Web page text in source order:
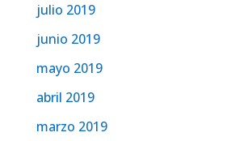
julio 2019
junio 2019
mayo 2019
abril 2019
marzo 2019